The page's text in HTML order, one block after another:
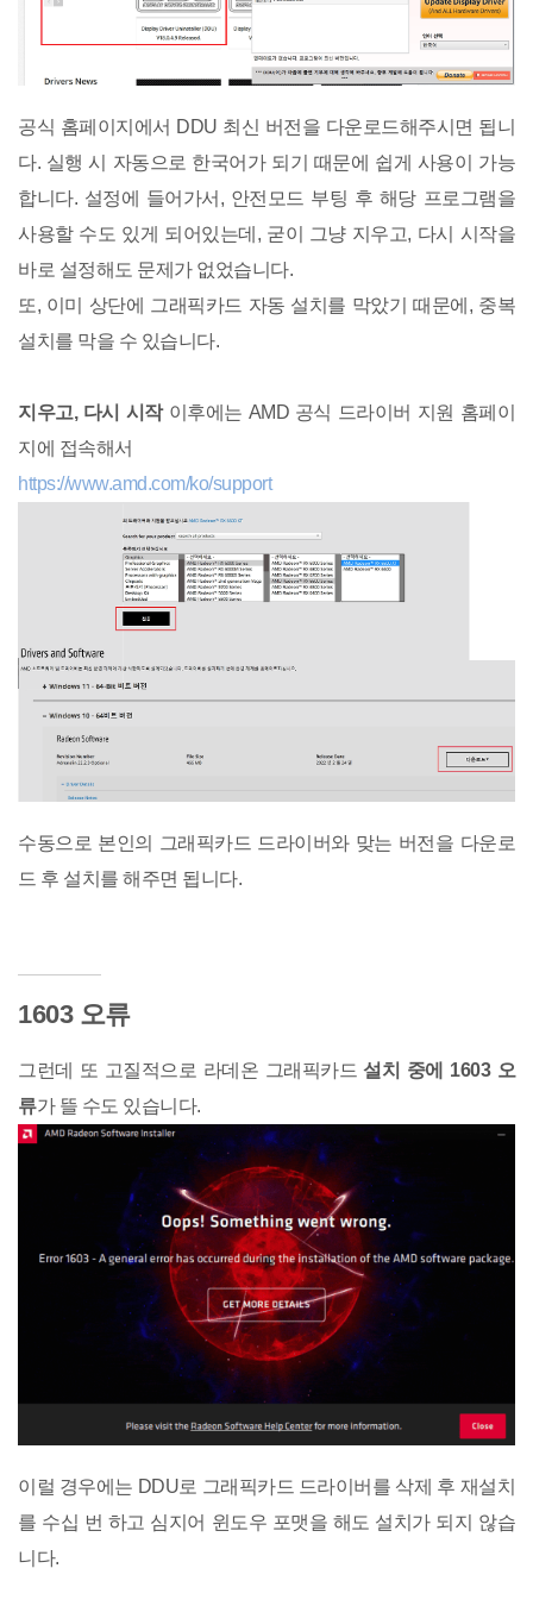
공식 홈페이지에서 DDU 최신 버전을 다운로드해주시면 됩니
다. 실행 시 자동으로 한국어가 되기 때문에 쉽게 사용이 가능
합니다. 설정에 들어가서, 안전모드 부팅 후 해당 프로그램을
사용할 수도 있게 되어있는데, 굳이 그냥 지우고, 다시 시작을
바로 설정해도 문제가 없었습니다.
또, 이미 상단에 그래픽카드 자동 설치를 막았기 때문에, 중복
설치를 막을 수 있습니다.
지우고, 다시 시작이후에는 AMD 공식 드라이버 지원 홈페이
지에 접속해서
https://www.amd.com/ko/support
수동으로 본인의 그래픽카드 드라이버와 맞는 버전을 다운로
드 후 설치를 해주면 됩니다.
1603 오류
그런데 또 고질적으로 라데온 그래픽카드설치 중에 1603 오
류가 뜰 수도 있습니다.
이럴 경우에는 DDU로 그래픽카드 드라이버를 삭제 후 재설치
를 수십 번 하고 심지어 윈도우 포맷을 해도 설치가 되지 않습
니다.